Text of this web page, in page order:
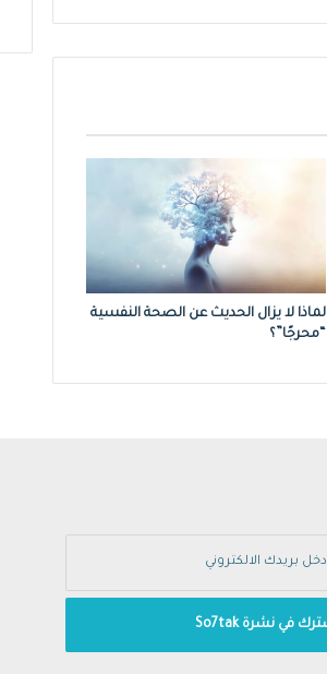
لماذا لا يزال الحديث عن الصحة النفسية
“محرجًا”؟